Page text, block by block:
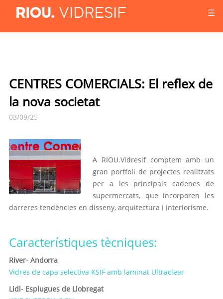
☰
CENTRES COMERCIALS: El reflex de
la nova societat
03/09/25
A RIOU.Vidresif comptem amb un
gran portfoli de projectes realitzats
per a les principals cadenes de
supermercats, que incorporen les
darreres tendències en disseny, arquitectura i interiorisme.
Característiques tècniques:
River- Andorra
Vidres de capa selectiva KSIF amb laminat Ultraclear
Lidl- Esplugues de Llobregat